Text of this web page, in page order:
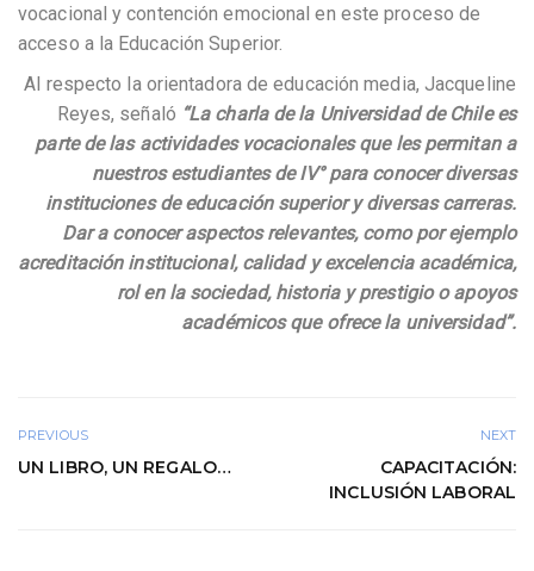
vocacional y contención emocional en este proceso de
acceso a la Educación Superior.
Al respecto la orientadora de educación media, Jacqueline
Reyes, señaló “La charla de la Universidad de Chile es
parte de las actividades vocacionales que les permitan a
nuestros estudiantes de IV° para conocer diversas
instituciones de educación superior y diversas carreras.
Dar a conocer aspectos relevantes, como por ejemplo
acreditación institucional, calidad y excelencia académica,
rol en la sociedad, historia y prestigio o apoyos
académicos que ofrece la universidad”.
PREVIOUS
UN LIBRO, UN REGALO…
NEXT
CAPACITACIÓN:
INCLUSIÓN LABORAL